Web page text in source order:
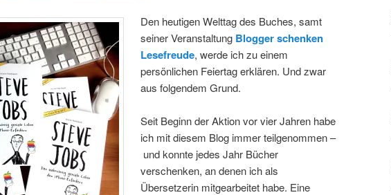
Den heutigen Welttag des Buches, samt
seiner Veranstaltung Blogger schenken
Lesefreude, werde ich zu einem
persönlichen Feiertag erklären. Und zwar
aus folgendem Grund.
Seit Beginn der Aktion vor vier Jahren habe
ich mit diesem Blog immer teilgenommen –
und konnte jedes Jahr Bücher
verschenken, an denen ich als
Übersetzerin mitgearbeitet habe. Eine